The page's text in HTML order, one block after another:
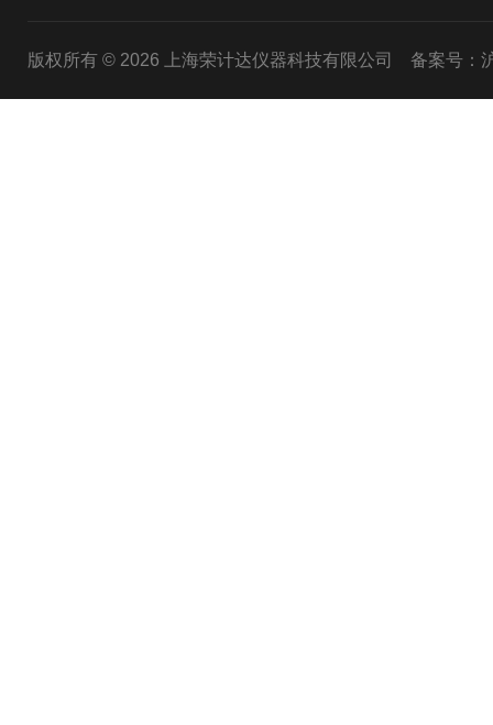
版权所有 © 2026 上海荣计达仪器科技有限公司 备案号：